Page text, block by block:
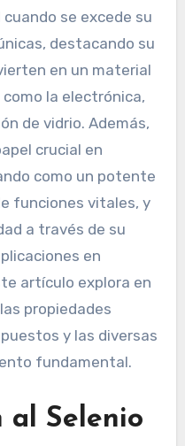
se excede su
destacando su
en un material
la electrónica,
de vidrio. Además,
crucial en
como un potente
funciones vitales, y
a través de su
en
artículo explora en
propiedades
y las diversas
fundamental.
al Selenio